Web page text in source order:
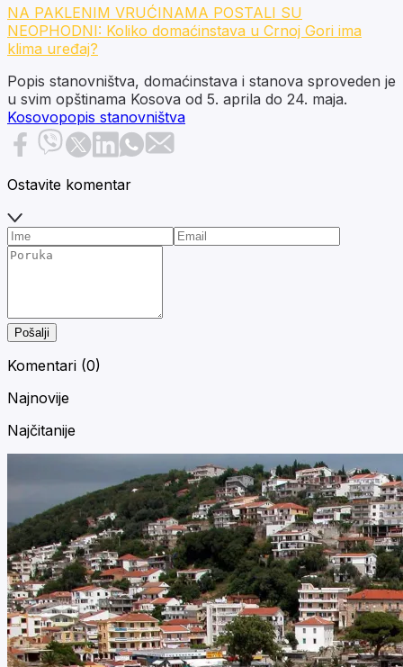
NA PAKLENIM VRUĆINAMA POSTALI SU
NEOPHODNI: Koliko domaćinstava u Crnoj Gori ima
klima uređaj?
Popis stanovništva, domaćinstava i stanova sproveden je
u svim opštinama Kosova od 5. aprila do 24. maja.
Kosovopopis stanovništva
Ostavite komentar
Pošalji
Komentari (0)
Najnovije
Najčitanije